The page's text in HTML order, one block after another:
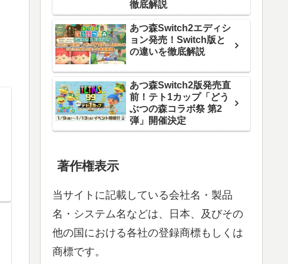
徹底解説
あつ森Switch2エディシ
ョン発売！Switch版と
の違いを徹底解説
あつ森Switch2版発売直
前！テト1カップ「どう
ぶつの森コラボ祭 第2
弾」開催決定
著作権表示
当サイトに記載している会社名・製品
名・システム名などは、日本、及びその
他の国における各社の登録商標もしくは
商標です。